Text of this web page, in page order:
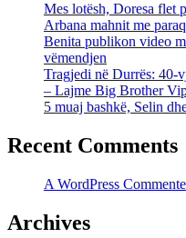
Mes lotësh, Doresa flet
Arbana mahnit me
Benita publikon video
vëmendjen
Tragjedi në Durrës: 40-
– Lajme Big Brother
5 muaj bashkë, Selin
Recent Comments
A WordPress
Archives